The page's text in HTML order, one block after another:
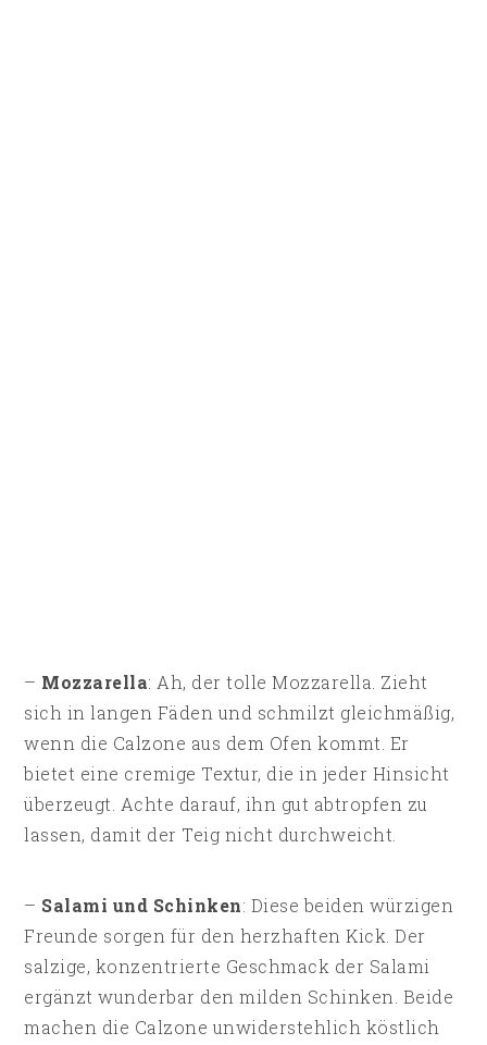
– Mozzarella: Ah, der tolle Mozzarella. Zieht
sich in langen Fäden und schmilzt gleichmäßig,
wenn die Calzone aus dem Ofen kommt. Er
bietet eine cremige Textur, die in jeder Hinsicht
überzeugt. Achte darauf, ihn gut abtropfen zu
lassen, damit der Teig nicht durchweicht.
– Salami und Schinken: Diese beiden würzigen
Freunde sorgen für den herzhaften Kick. Der
salzige, konzentrierte Geschmack der Salami
ergänzt wunderbar den milden Schinken. Beide
machen die Calzone unwiderstehlich köstlich